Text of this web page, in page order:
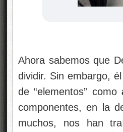
Ahora sabemos que
dividir. Sin embargo,
de “elementos” como
componentes, en la
muchos, nos han